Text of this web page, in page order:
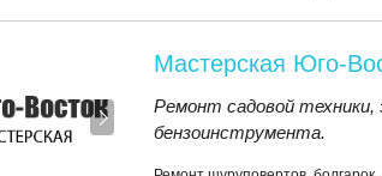
Мастерская Юго-
Ремонт садовой техники,
бензоинструмента.